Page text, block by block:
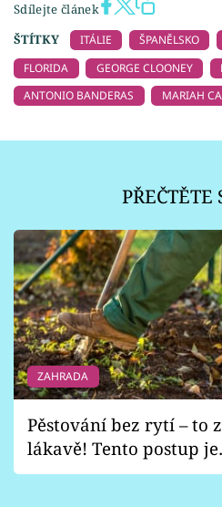
Sdílejte článek
ŠTÍTKY
ITÁLIE ŠPANĚLSKO
FLORIDA
GEORGE CLOONEY
ANTONIO BANDERAS
MARIAH
PŘEČTĚTE
ZAHRADA
Pěstování bez rytí – to
lákavě! Tento postup je
vhodný jen pro některé